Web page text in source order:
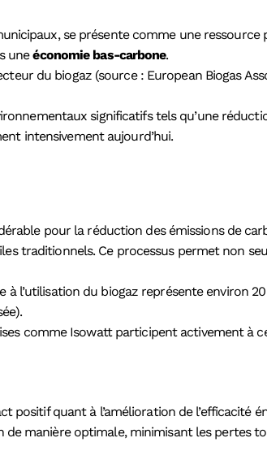
se présente comme une ressource
uneéconomie bas-carbone.
du biogaz (source : European Biogas
significatifs tels qu’une
intensivement aujourd’hui.
pour la réduction des émissions de
traditionnels. Ce processus permet non
à l’utilisation du biogaz représente environ
comme Isowatt participent activement à
positif quant à l’amélioration de l’efficacité
manière optimale, minimisant les pertes